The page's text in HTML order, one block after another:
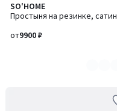
SO'HOME
Простыня на резинке, сатин
от9900 ₽
Количество
цветов: